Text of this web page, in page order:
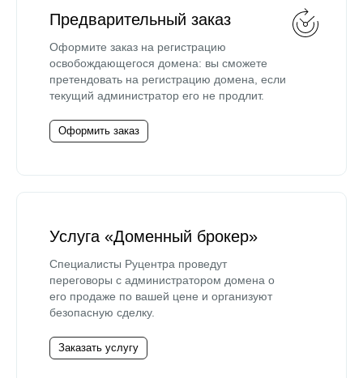
Предварительный заказ
Оформите заказ на регистрацию
освобождающегося домена: вы сможете
претендовать на регистрацию домена, если
текущий администратор его не продлит.
Оформить заказ
Услуга «Доменный брокер»
Специалисты Руцентра проведут
переговоры с администратором домена о
его продаже по вашей цене и организуют
безопасную сделку.
Заказать услугу